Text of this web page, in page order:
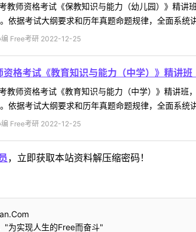
教师资格考试《保教知识与能力（幼儿园）》精讲
。依据考试大纲要求和历年真题命题规律，全面系
编 Free考研 2022-12-25
格考试《教育知识与能力（中学）》精讲班
教师资格考试《教育知识与能力（中学）》精讲班
。依据考试大纲要求和历年真题命题规律，全面系
编 Free考研 2022-12-25
，立即获取本站资料解压缩密码！
"为实现人生的Free而奋斗"